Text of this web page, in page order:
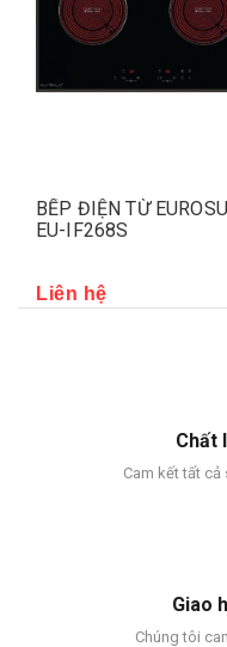
BẾP ĐIỆN TỪ
EU-IF268S
Liên hệ
Chất
Cam kết tất cả
Giao
Chúng tôi